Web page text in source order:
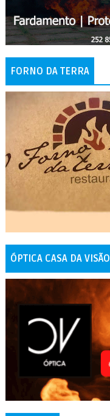
FORNO DA TERRA
ÓPTICA CASA DA VISÃO